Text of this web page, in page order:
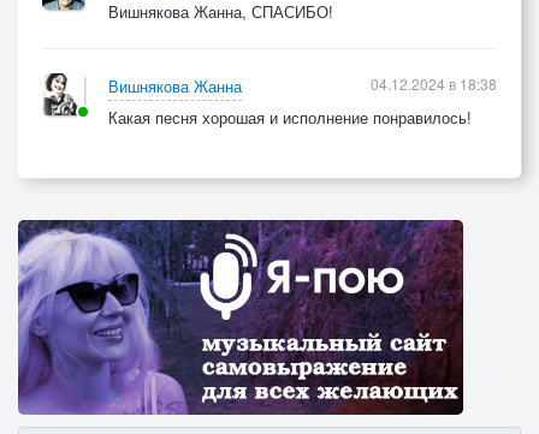
Вишнякова Жанна, СПАСИБО!
Вишнякова Жанна
Какая песня хорошая и исполнение понравилось!
04.12.2024 в 18:38